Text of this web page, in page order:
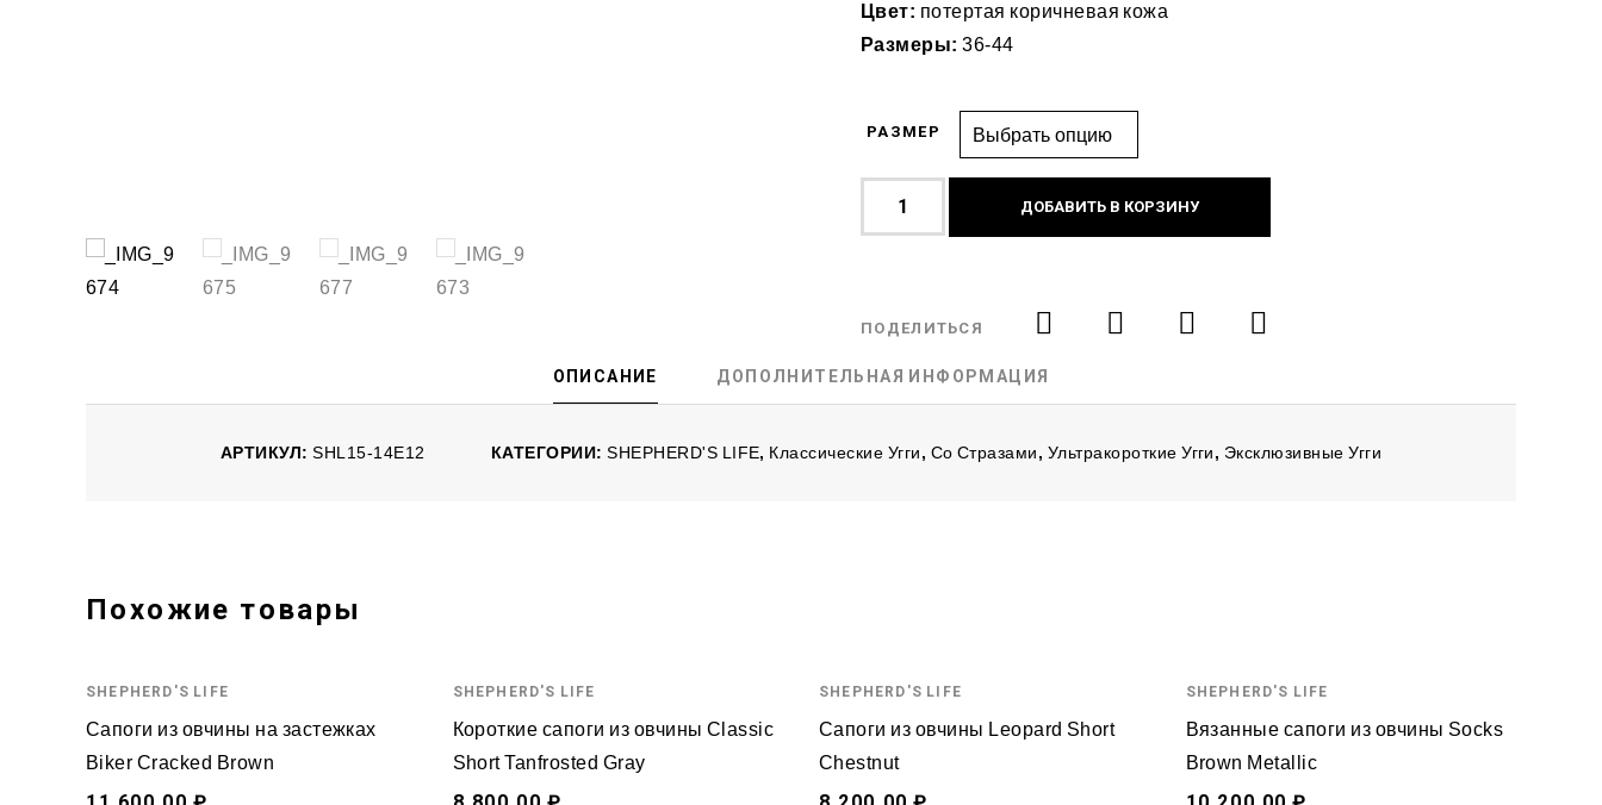
Цвет: потертая коричневая кожа
Размеры:36-44
РАЗМЕР
ДОБАВИТЬ В КОРЗИНУ
ПОДЕЛИТЬСЯ
ОПИСАНИЕ ДОПОЛНИТЕЛЬНАЯ ИНФОРМАЦИЯ
АРТИКУЛ:SHL15-14E12 КАТЕГОРИИ:SHEPHERD'S LIFE, Классические Угги, Со Стразами, Ультракороткие Угги, Эксклюзивные Угги
Похожие товары
SHEPHERD'S LIFE
Сапоги из овчины на застежках
Biker Cracked Brown
SHEPHERD'S LIFE
Короткие сапоги из овчины Classic
Short Tanfrosted Gray
SHEPHERD'S LIFE
Сапоги из овчины Leopard Short
Chestnut
SHEPHERD'S LIFE
Вязанные сапоги из овчины Socks
Brown Metallic